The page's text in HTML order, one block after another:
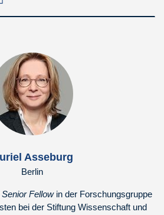
Asseburg
Berlin
Senior Fellowin der Forschungsgruppe
bei der Stiftung Wissenschaft und